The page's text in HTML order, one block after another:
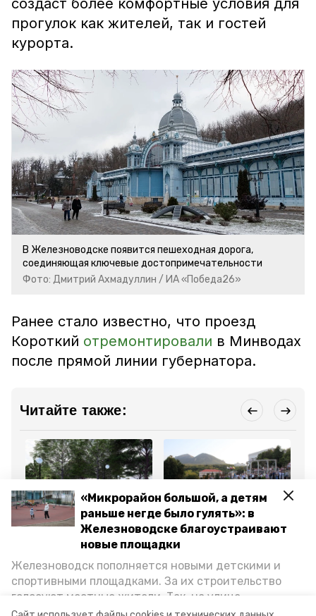
«Микрорайон большой, а детям
раньше негде было гулять»: в
Железноводске благоустраивают
новые площадки
Железноводск пополняется новыми детскими и
спортивными площадками. За их строительство
голосуют местные жители. Так, на улице
Октябрьской уже появилось современное
создаст более комфортные условия для
прогулок как жителей, так и гостей
курорта.
В Железноводске появится пешеходная дорога,
соединяющая ключевые достопримечательности
Фото: Дмитрий Ахмадуллин / ИА «Победа26»
Ранее стало известно, что проезд
Короткий отремонтировали в Минводах
после прямой линии губернатора.
Читайте также:
Общество
20 января , 16:25
Памятник Высоцкому
появится в парке в
Железноводске
Общество
16 января , 17:22
Зелёный театр в
Железноводске вновь
станет площадкой для
проведения
мероприятий
Все новости